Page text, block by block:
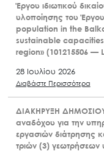
Έργου ιδιωτικού
υλοποίησης του
population in the
sustainable
region» (101215506 —
28 Ιουλίου 2026
Διαβάστε Περισσότερα
ΔΙΑΚΗΡΥΞΗ ΔΗΜΟΣΙΟΥ
αναδόχου για την
εργασιών διάτρησης
τριών (3)